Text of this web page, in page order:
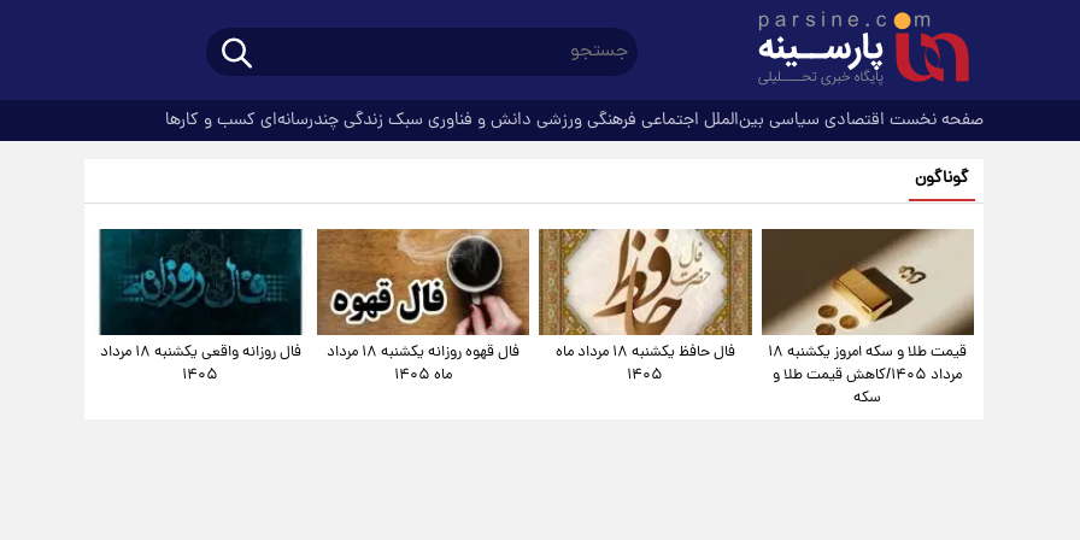
صفحه نخست اقتصادی سیاسی بین‌الملل اجتماعی فرهنگیورزشی دانش و فناوری سبک زندگیچندرسانه‌ای کسب و کارها
گوناگون
قیمت طلا و سکه امروز یکشنبه ۱۸
مرداد ۱۴۰۵/کاهش قیمت طلا و
سکه
فال حافظ یکشنبه ۱۸ مرداد ماه
۱۴۰۵
فال قهوه روزانه یکشنبه ۱۸ مرداد
ماه ۱۴۰۵
فال روزانه واقعی یکشنبه ۱۸ مرداد
۱۴۰۵